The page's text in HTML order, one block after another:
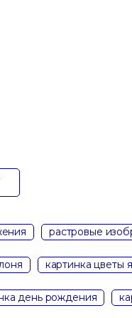
растровые
картинка цветы
день рождения